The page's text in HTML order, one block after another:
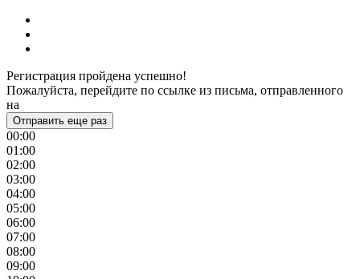
Регистрация пройдена успешно!
Пожалуйста, перейдите по ссылке из письма, отправленного
на
Отправить еще раз
00:00
01:00
02:00
03:00
04:00
05:00
06:00
07:00
08:00
09:00